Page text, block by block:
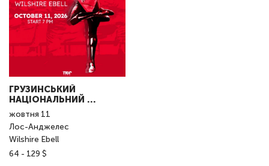
ГРУЗИНСЬКИЙ
НАЦІОНАЛЬНИЙ ...
жовтня 11
Лос-Анджелес
Wilshire Ebell
64 - 129 $